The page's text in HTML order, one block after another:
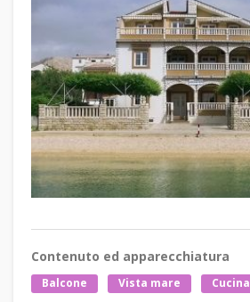
Contenuto ed apparecchiatura
Balcone Vista mare Cucina